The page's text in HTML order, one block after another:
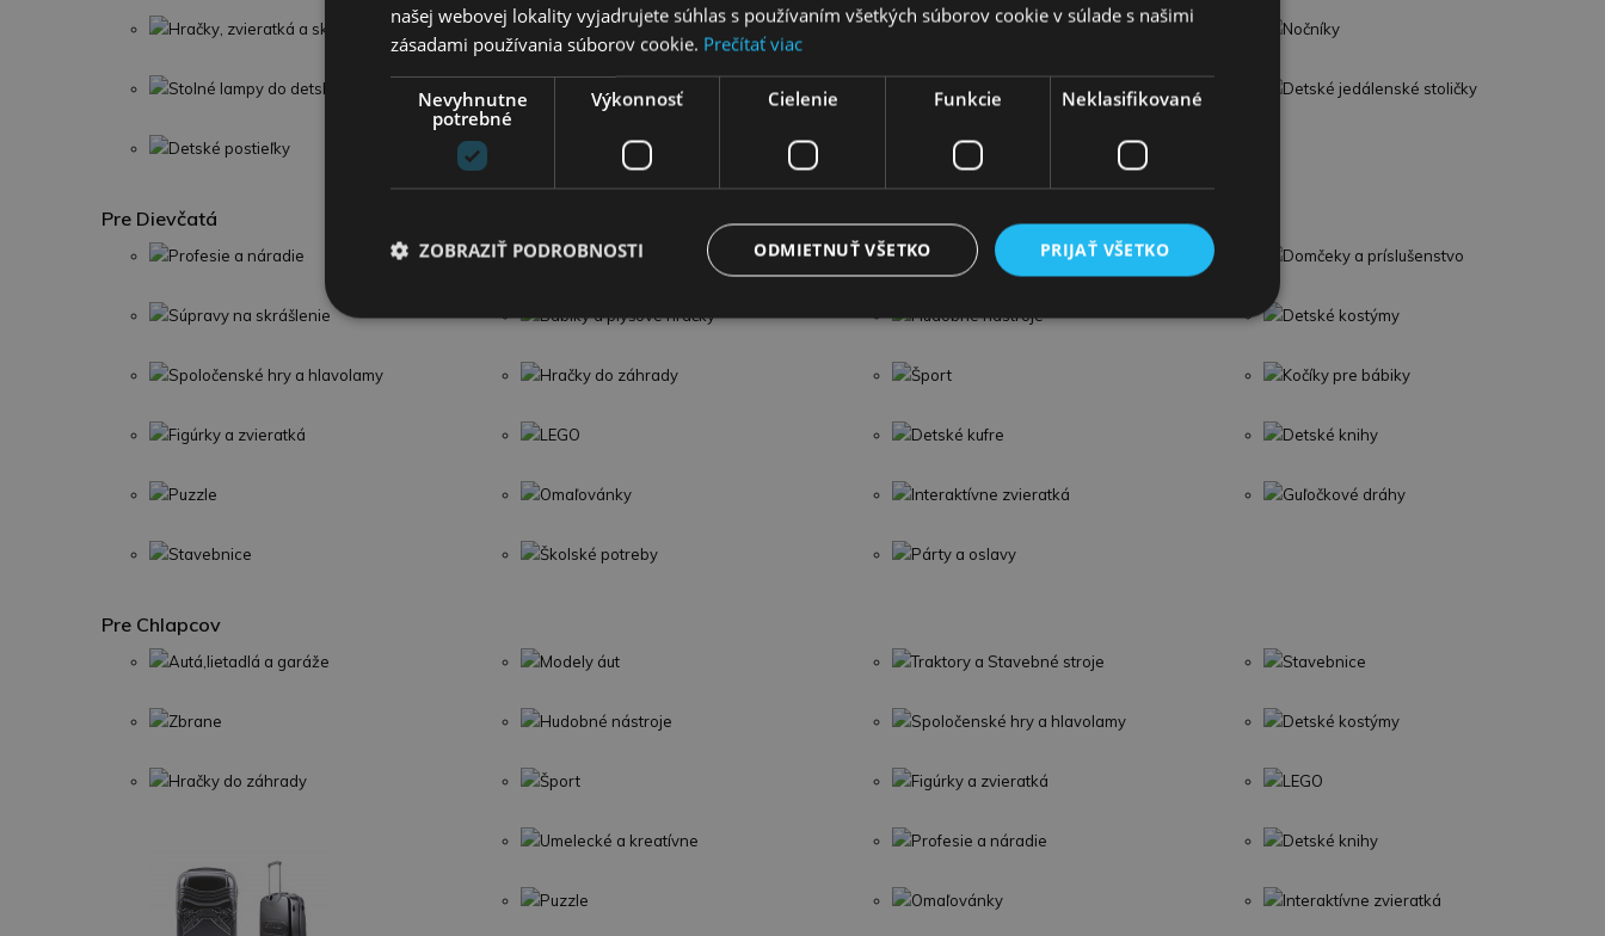
Hračky, zvieratká a skladačky Vaničky a kýbliky Dojčenské lehátka Nočníky
Stolné lampy do detskej izby Detské knihy Puzzle Detské jedálenské stoličky
Detské postieľky Detské zábrany a poistky
Pre Dievčatá
Profesie a náradie Umelecké a kreatívne Kuchynky a domáce spotrebiče Domčeky a príslušenstvo
Súpravy na skrášlenie Bábiky a plyšové hračky Hudobné nástroje Detské kostýmy
Spoločenské hry a hlavolamy Hračky do záhrady Šport Kočíky pre bábiky
Figúrky a zvieratká LEGO Detské kufre Detské knihy
Puzzle Omaľovánky Interaktívne zvieratká Guľočkové dráhy
Stavebnice Školské potreby Párty a oslavy
Pre Chlapcov
Autá,lietadlá a garáže Modely áut Traktory a Stavebné stroje Stavebnice
Zbrane Hudobné nástroje Spoločenské hry a hlavolamy Detské kostýmy
Hračky do záhrady Šport Figúrky a zvieratká LEGO
Umelecké a kreatívne Profesie a náradie Detské knihy
Puzzle Omaľovánky Interaktívne zvieratká
našej webovej lokality vyjadrujete súhlas s používaním všetkých súborov cookie v súlade s našimi
zásadami používania súborov cookie. Prečítať viac
Nevyhnutne
potrebné
Výkonnosť Cielenie Funkcie Neklasifikované
PRIJAŤ VŠETKO
ODMIETNUŤ VŠETKO
ZOBRAZIŤ PODROBNOSTI